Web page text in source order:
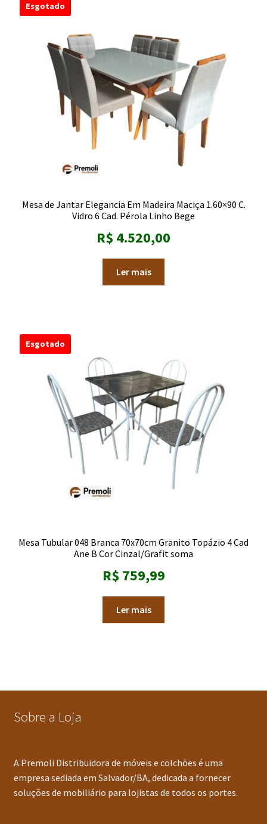
Esgotado
Mesa de Jantar Elegancia Em Madeira Maciça 1.60×90 C.
Vidro 6 Cad. Pérola Linho Bege
R$ 4.520,00
Ler mais
Esgotado
Mesa Tubular 048 Branca 70x70cm Granito Topázio 4 Cad
Ane B Cor Cinzal/Grafit soma
R$ 759,99
Ler mais
Sobre a Loja
A Premoli Distribuidora de móveis e colchões é uma
empresa sediada em Salvador/BA, dedicada a fornecer
soluções de mobiliário para lojistas de todos os portes.